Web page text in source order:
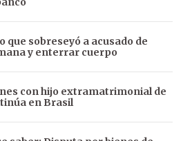
que sobreseyó a acusado de
y enterrar cuerpo
con hijo extramatrimonial de
en Brasil